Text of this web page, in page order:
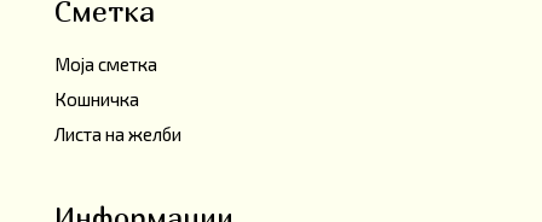
Сметка
Моја сметка
Кошничка
Листа на желби